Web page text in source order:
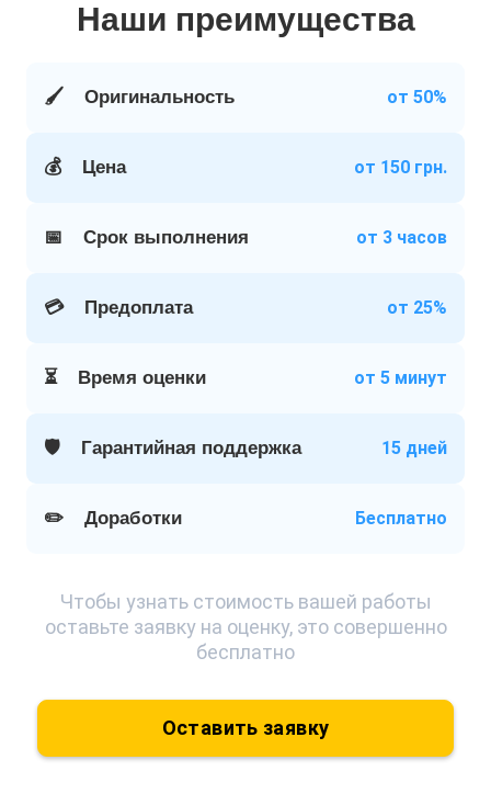
Наши преимущества
🖌️ Оригинальность от 50%
💰 Цена от 150 грн.
📅 Срок выполнения от 3 часов
💳 Предоплата от 25%
⏳ Время оценки от 5 минут
🛡️ Гарантийная поддержка 15 дней
✏️ Доработки Бесплатно
Чтобы узнать стоимость вашей работы
оставьте заявку на оценку, это совершенно
бесплатно
Оставить заявку